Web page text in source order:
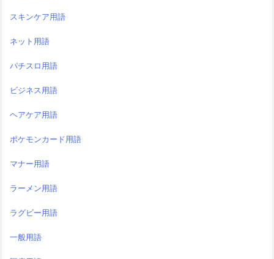
スキンケア用語
ネット用語
パチスロ用語
ビジネス用語
ヘアケア用語
ポケモンカード用語
マナー用語
ラーメン用語
ラグビー用語
一般用語